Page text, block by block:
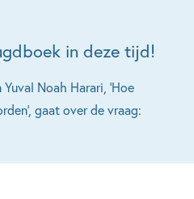
in deze tijd!
Noah Harari, 'Hoe
gaat over de vraag: